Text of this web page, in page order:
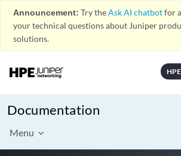
Announcement: Try theAsk AI chatbotfor
your technical questions about Juniper
solutions.
Documentation
Menu